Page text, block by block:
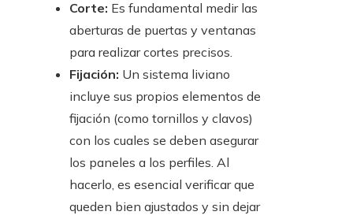
Corte: Es fundamental medir las
aberturas de puertas y ventanas
para realizar cortes precisos.
Fijación: Un sistema liviano
incluye sus propios elementos de
fijación (como tornillos y clavos)
con los cuales se deben asegurar
los paneles a los perfiles. Al
hacerlo, es esencial verificar que
queden bien ajustados y sin dejar